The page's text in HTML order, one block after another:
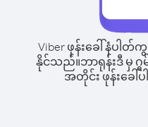
Viber ဖုန်းခေါ်နံပါ
နိုင်သည်။ဘာရုန်းဒီ မှ
အတိုင်း ဖုန်းခေါ်ပ